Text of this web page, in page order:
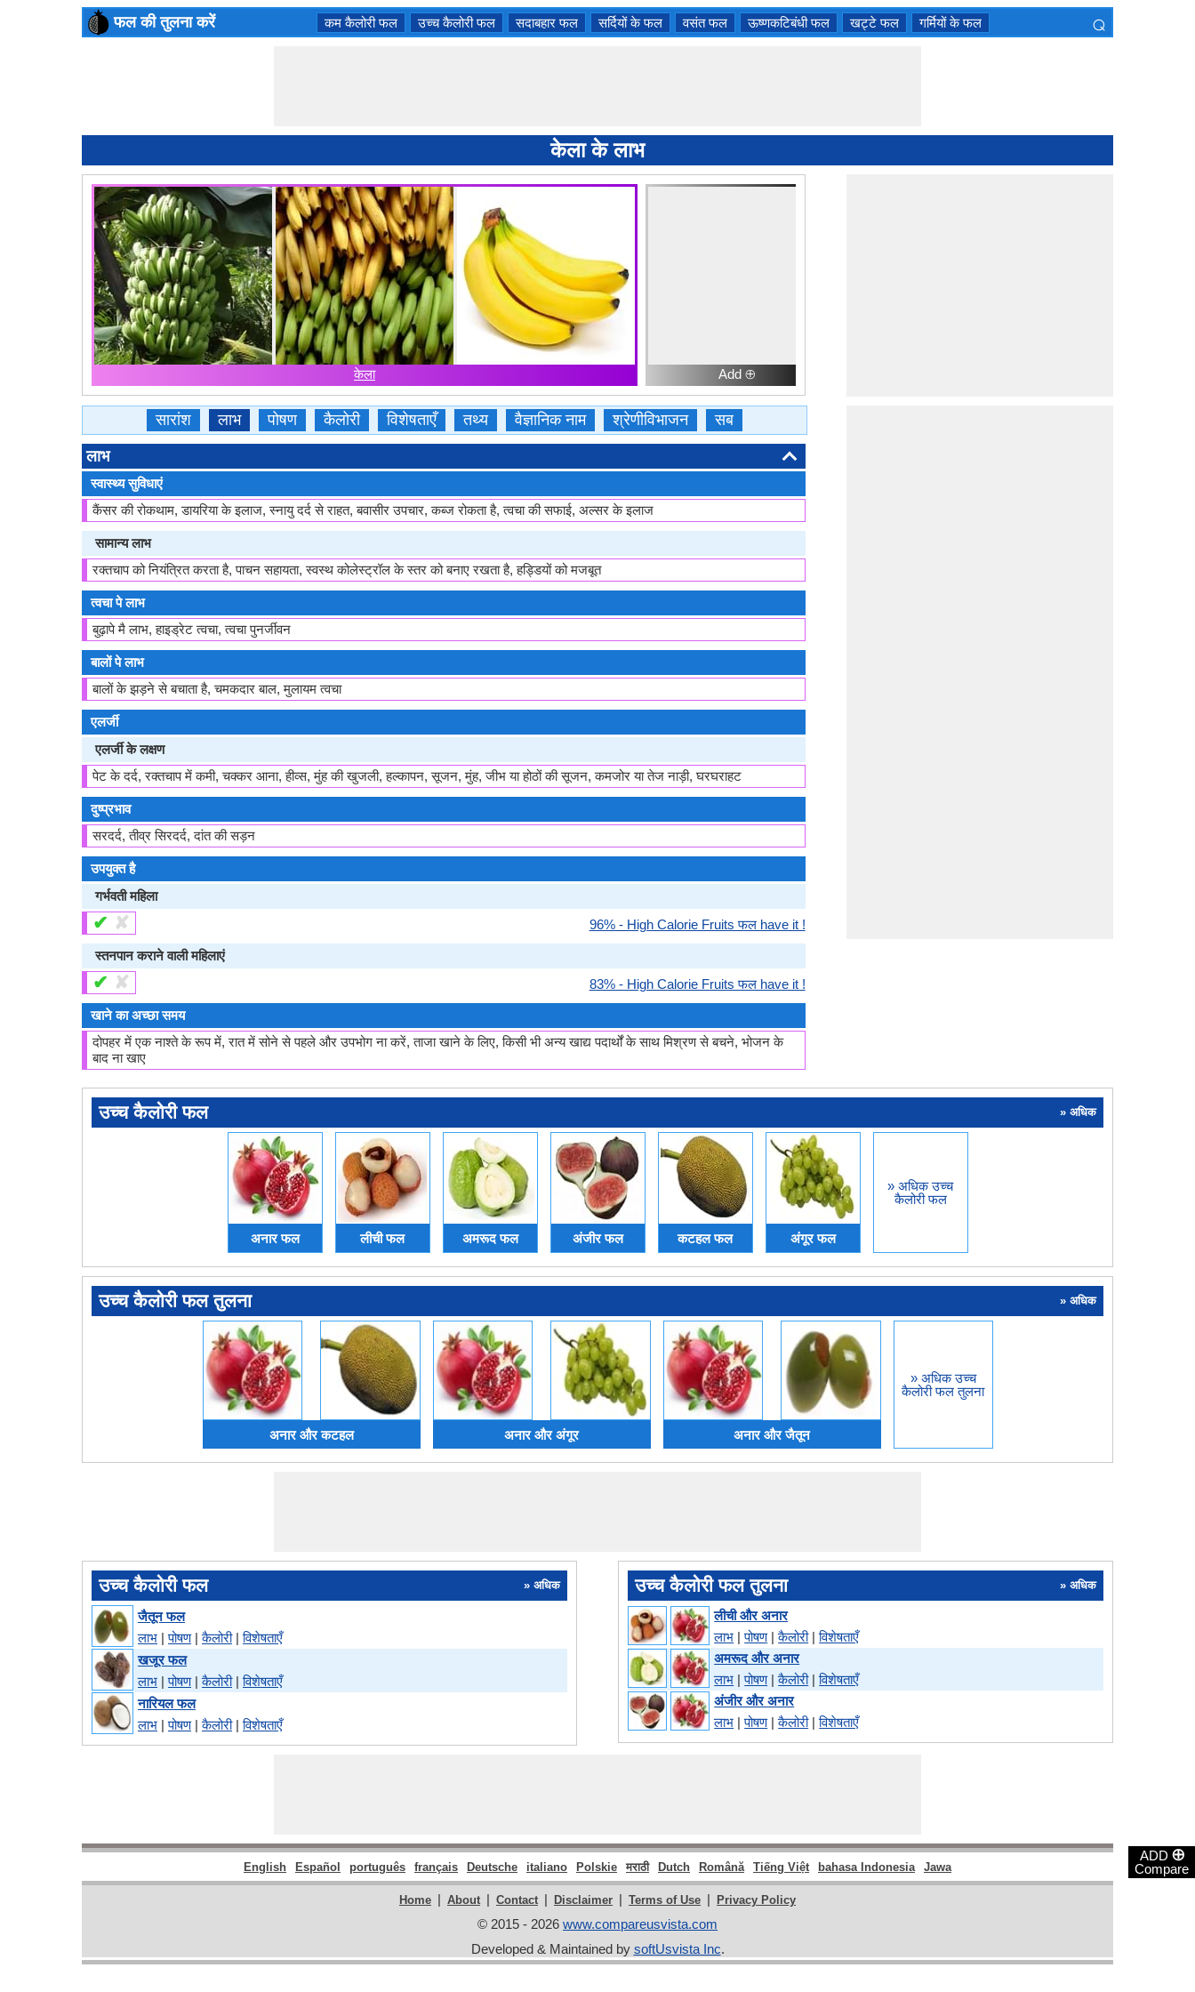
ADD ⊕
Compare
फल की तुलना करें कम कैलोरी फल उच्च कैलोरी फल सदाबहार फल सर्दियों के फल वसंत फल ऊष्णकटिबंधी फल खट्टे फल गर्मियों के फल ⌕
केला के लाभ
केला Add ⊕
सारांश लाभ पोषण कैलोरी विशेषताएँ तथ्य वैज्ञानिक नाम श्रेणीविभाजन सब
लाभ
स्वास्थ्य सुविधाएं
कैंसर की रोकथाम, डायरिया के इलाज, स्नायु दर्द से राहत, बवासीर उपचार, कब्ज रोकता है, त्वचा की सफाई, अल्सर के इलाज
सामान्य लाभ
रक्तचाप को नियंत्रित करता है, पाचन सहायता, स्वस्थ कोलेस्ट्रॉल के स्तर को बनाए रखता है, हड्डियों को मजबूत
त्वचा पे लाभ
बुढ़ापे मै लाभ, हाइड्रेट त्वचा, त्वचा पुनर्जीवन
बालों पे लाभ
बालों के झड़ने से बचाता है, चमकदार बाल, मुलायम त्वचा
एलर्जी
एलर्जी के लक्षण
पेट के दर्द, रक्तचाप में कमी, चक्कर आना, हीव्स, मुंह की खुजली, हल्कापन, सूजन, मुंह, जीभ या होठों की सूजन, कमजोर या तेज नाड़ी, घरघराहट
दुष्प्रभाव
सरदर्द, तीव्र सिरदर्द, दांत की सड़न
उपयुक्त है
गर्भवती महिला
✔ ✘ 96% - High Calorie Fruits फल have it !
स्तनपान कराने वाली महिलाएं
✔ ✘ 83% - High Calorie Fruits फल have it !
खाने का अच्छा समय
दोपहर में एक नाश्ते के रूप में, रात में सोने से पहले और उपभोग ना करें, ताजा खाने के लिए, किसी भी अन्य खाद्य पदार्थों के साथ मिश्रण से बचने, भोजन के
बाद ना खाए
उच्च कैलोरी फल » अधिक
अनार फल लीची फल अमरूद फल अंजीर फल कटहल फल अंगूर फल
» अधिक उच्च
कैलोरी फल
उच्च कैलोरी फल तुलना » अधिक
अनार और कटहल अनार और अंगूर अनार और जैतून
» अधिक उच्च
कैलोरी फल तुलना
उच्च कैलोरी फल » अधिक
जैतून फल
लाभ |पोषण|कैलोरी|विशेषताएँ
खजूर फल
लाभ |पोषण|कैलोरी|विशेषताएँ
नारियल फल
लाभ |पोषण|कैलोरी|विशेषताएँ
उच्च कैलोरी फल तुलना » अधिक
लीची और अनार
लाभ |पोषण|कैलोरी|विशेषताएँ
अमरूद और अनार
लाभ |पोषण|कैलोरी|विशेषताएँ
अंजीर और अनार
लाभ |पोषण|कैलोरी|विशेषताएँ
English Español português français Deutsche italiano Polskie मराठी Dutch Română Tiếng Việt bahasa Indonesia Jawa
Home | About | Contact | Disclaimer | Terms of Use | Privacy Policy
© 2015 - 2026 www.compareusvista.com
Developed & Maintained by softUsvista Inc.